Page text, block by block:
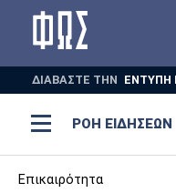
ΔΙΑΒΑΣΤΕ THN ΕΝΤΥΠΗ
ΡΟΗ ΕΙΔΗΣΕΩΝ
ΠΟΔΟΣΦΑΙΡΟ
Ποδόσφαιρο
Επικαιρότητα